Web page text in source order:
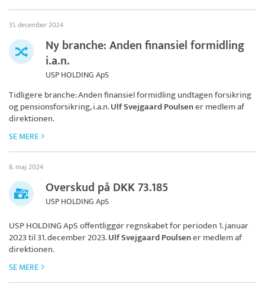
31. december 2024
Ny branche: Anden finansiel formidling
i.a.n.
USP HOLDING ApS
Tidligere branche: Anden finansiel formidling undtagen forsikring
og pensionsforsikring, i.a.n.Ulf Svejgaard Poulsener medlem af
direktionen.
SE MERE
8. maj 2024
Overskud på DKK 73.185
USP HOLDING ApS
USP HOLDING ApSoffentliggør regnskabet for perioden 1. januar
2023 til 31. december 2023.Ulf Svejgaard Poulsener medlem af
direktionen.
SE MERE